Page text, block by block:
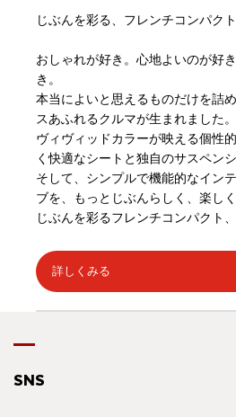
じぶんを彩る、フレンチコンパクト
おしゃれが好き。心地よいのが好
き。
本当によいと思えるものだけを詰
スあふれるクルマが生まれました。
ヴィヴィッドカラーが映える個性
く快適なシートと独自のサスペンシ
そして、シンプルで機能的なイン
ブを、もっとじぶんらしく、楽しく
じぶんを彩るフレンチコンパクト
詳しくみる
SNS